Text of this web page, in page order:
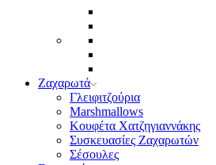
Ζαχαρωτά
Γλειφιτζούρια
Marshmallows
Κουφέτα Χατζηγιαννάκης
Συσκευασίες Ζαχαρωτών
Σέσουλες